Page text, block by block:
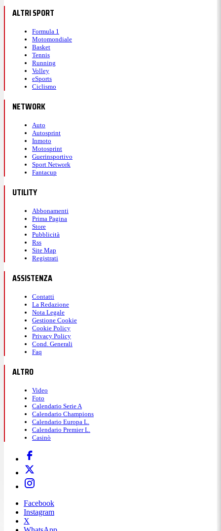
ALTRI SPORT
Formula 1
Motomondiale
Basket
Tennis
Running
Volley
eSports
Ciclismo
NETWORK
Auto
Autosprint
Inmoto
Motosprint
Guerinsportivo
Sport Network
Fantacup
UTILITY
Abbonamenti
Prima Pagina
Store
Pubblicità
Rss
Site Map
Registrati
ASSISTENZA
Contatti
La Redazione
Nota Legale
Gestione Cookie
Cookie Policy
Privacy Policy
Cond. Generali
Faq
ALTRO
Video
Foto
Calendario Serie A
Calendario Champions
Calendario Europa L.
Calendario Premier L.
Casinò
Facebook
Instagram
X